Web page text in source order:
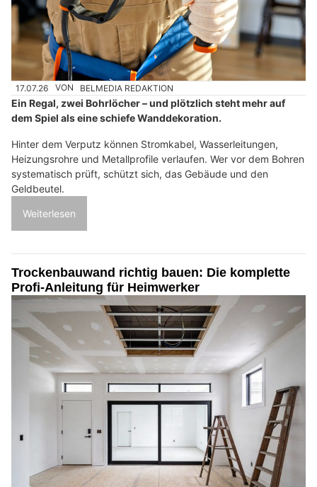
17.07.26 VON BELMEDIA REDAKTION
Ein Regal, zwei Bohrlöcher – und plötzlich steht mehr auf
dem Spiel als eine schiefe Wanddekoration.
Hinter dem Verputz können Stromkabel, Wasserleitungen,
Heizungsrohre und Metallprofile verlaufen. Wer vor dem Bohren
systematisch prüft, schützt sich, das Gebäude und den
Geldbeutel.
Weiterlesen
Trockenbauwand richtig bauen: Die komplette
Profi-Anleitung für Heimwerker